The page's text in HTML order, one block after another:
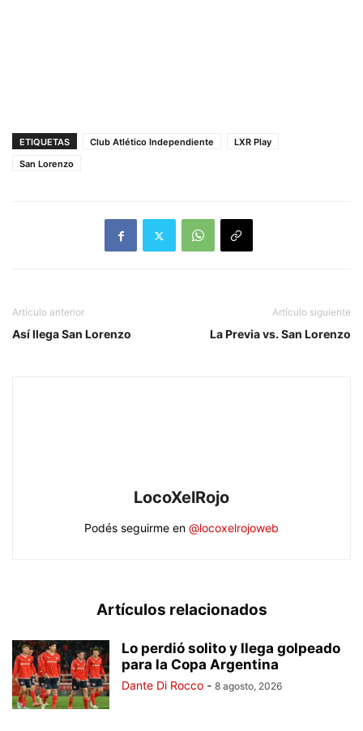
ETIQUETAS Club Atlético Independiente
LXR Play
San Lorenzo
Artículo anterior
Así llega San Lorenzo
Artículo siguiente
La Previa vs. San Lorenzo
LocoXelRojo
Podés seguirme en @locoxelrojoweb
Artículos relacionados
Lo perdió solito y llega golpeado
para la Copa Argentina
Dante Di Rocco - 8 agosto, 2026